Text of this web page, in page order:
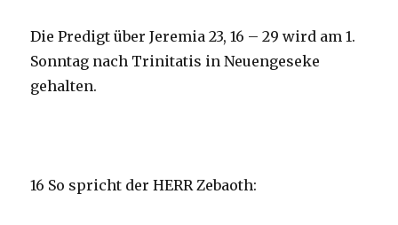
2007
Die Predigt über Jeremia 23, 16 – 29 wird am 1.
Sonntag nach Trinitatis in Neuengeseke
gehalten.
16 So spricht der HERR Zebaoth: